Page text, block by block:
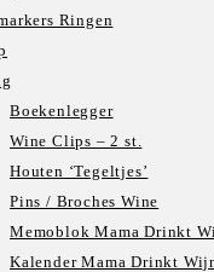
Ringen
Boekenlegger
Wine Clips – 2 st.
Houten ‘Tegeltjes’
Pins / Broches Wine
Memoblok Mama Drinkt
Kalender Mama Drinkt